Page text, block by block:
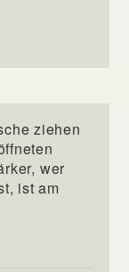
ziehen
wer
ist am